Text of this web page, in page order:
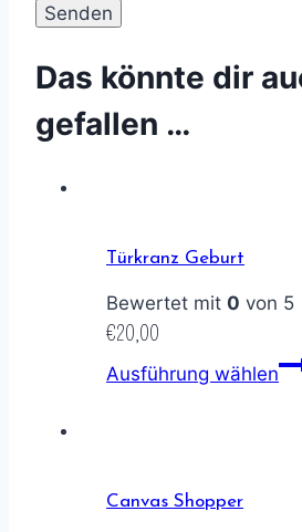
Das könnte dir
gefallen …
Türkranz Geburt
Bewertet mit 0 von 5
€20,00
Ausführung wählen
Canvas Shopper